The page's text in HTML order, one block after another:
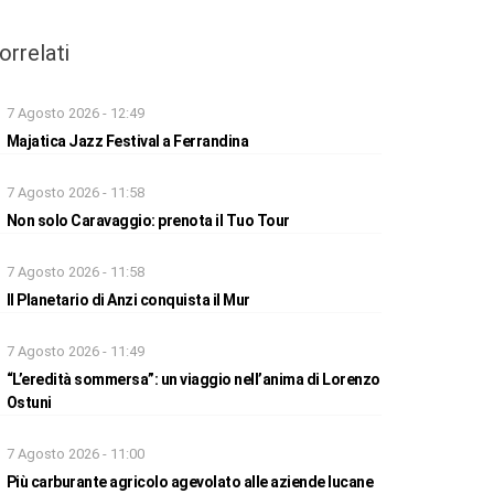
7 Agosto 2026 - 12:49
Majatica Jazz Festival a Ferrandina
7 Agosto 2026 - 11:58
Non solo Caravaggio: prenota il Tuo Tour
7 Agosto 2026 - 11:58
Il Planetario di Anzi conquista il Mur
7 Agosto 2026 - 11:49
“L’eredità sommersa”: un viaggio nell’anima di Lorenzo
Ostuni
7 Agosto 2026 - 11:00
Più carburante agricolo agevolato alle aziende lucane